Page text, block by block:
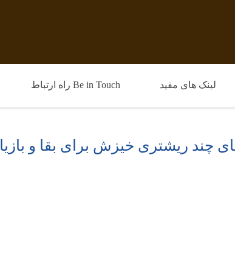
لینک های مفید Be in Touch راه ارتباط
چند ریشتری خیزش برای بقا و